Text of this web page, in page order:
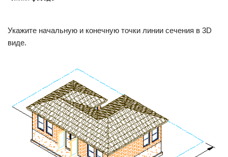
Укажите начальную и конечную точки линии сечения в 3D
виде.